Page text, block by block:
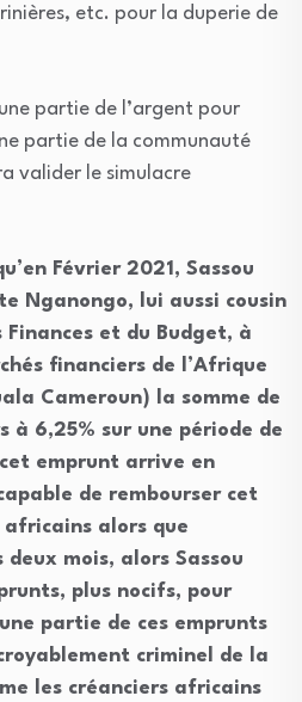
etc. pour la duperie de
partie de l’argent pour
partie de la communauté
valider le simulacre
Février 2021, Sassou
Nganongo, lui aussi cousin
et du Budget, à
financiers de l’Afrique
Cameroun) la somme de
à 6,25% sur une période de
emprunt arrive en
de rembourser cet
alors que
deux mois, alors Sassou
plus nocifs, pour
partie de ces emprunts
criminel de la
les créanciers africains